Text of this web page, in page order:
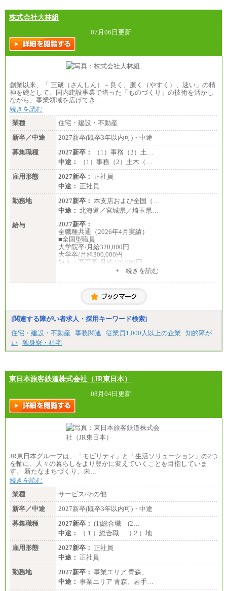
訪日事業職 月給202,000～227,000円＋地域間調整
給
※詳細はJTBキャリアサイトよりご確認ください。
■(株)JTBビジネストランスフォーム
総合職 月給205,000～225,000円＋地域間調整給
※詳細はJTBキャリアサイトよりご確認ください。
■(株)JTBデータサービス ※2027年新卒募集終了
※詳細はJTBキャリアサイトよりご確認ください。
■I&Jデジタルイノベーション(株)
総合職 月給224,500～242,600円＋地域手当
※詳細はJTBキャリアサイトよりご確認ください。
＜有期社員コース＞
■(株)JTBビジネストランスフォーム
有期契約職 月給185,000～195,000円
※詳細はJTBキャリアサイトよりご確認ください。
■(株)JTBパブリッシング ※2027年新卒募集終了
総合職 月給241,000円
中途：
①月給227,000円以上
②月給212,000円以上
③月給172,500円以上
④月給23万円～37万円
⑤月給20万円～25万円
⑥月給33万円～48万円
⑦月給271,000円以上
⑧～⑮月給200,000円〜月給400,000円
⑯月給185,000円以上
⑱月給212,000円以上
以上
⑳月給205,000円以上
㉑月給185,000 円以上
㉒月給185,000 円以上
㉓月給224,500円以上
※全コース共通※ 能力・経験・勤務地などにより
株式会社大林組
07月06日更新
創業以来、「 三箴（さんしん）－良く、廉く（やすく）、速い」の精
神を礎として、国内建設事業で培った「ものづくり」の技術を活かし
ながら、事業領域を広げてき…
続きを読む
業種
住宅・建設・不動産
新卒／中途
2027新卒(既卒3年以内可)・中途
募集職種
2027新卒：
（1）事務（2）土…
中途：
（1）事務（2）土木（…
雇用形態
2027新卒： 正社員
中途： 正社員
勤務地
2027新卒： 本支店および全国（…
中途： 北海道／宮城県／埼玉県…
給与
2027新卒：
全職種共通（2026年4月実績）
■全国型職員
大学院卒/月給320,000円
大学卒/月給300,000円
短大・高専卒/月給270,000円
大学院卒/月給256,000円～288,000円
大学卒/月給240,000円～270,000円
短大・高専卒/月給216,000円～243,000円
■特定職員※
大学院卒/月給234,000円～263,000円
大学卒/月給219,000円～246,000円
短大・高専卒/月給197,000円～222,000円
※拠点型職員、特定職員の給与は、生活の拠点が定
す。
中途：
全職種共通
月給制
226,600円～390,100円（勤務地域等により異なりま
す）
・ご経験やスキルを考慮し、選考の中で決定いたし
ます。
・試用期間中も同額支給します。
+ 続きを読む
[関連する障がい者求人・採用キーワード検索]
住宅・建設・不動産
事務関連 従業員1,000人以上の企業
知的障が
い 独身寮・社宅
東日本旅客鉄道株式会社（JR東日本）
08月04日更新
JR東日本グループは、「モビリティ」と「生活ソリューション」の2つ
を軸に、人々の暮らしをより豊かに変えていくことを目指していま
す。 新たなまちづくり、未…
続きを読む
業種
サービス/その他
新卒／中途
2027新卒(既卒3年以内可)・中途
募集職種
2027新卒： (1)総合職 (2…
中途：
（１）総合職 （２）地…
雇用形態
2027新卒： 正社員
中途： 正社員
勤務地
2027新卒： 事業エリア 青森、…
中途： 事業エリア 青森、岩手…